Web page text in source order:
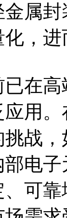
属
，
高
用
战
电
可